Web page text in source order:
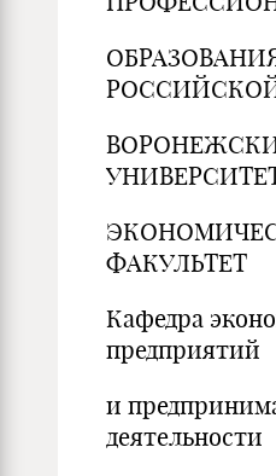
ФАКУЛЬТЕТ
Кафедра
предприятий
и
деятельности